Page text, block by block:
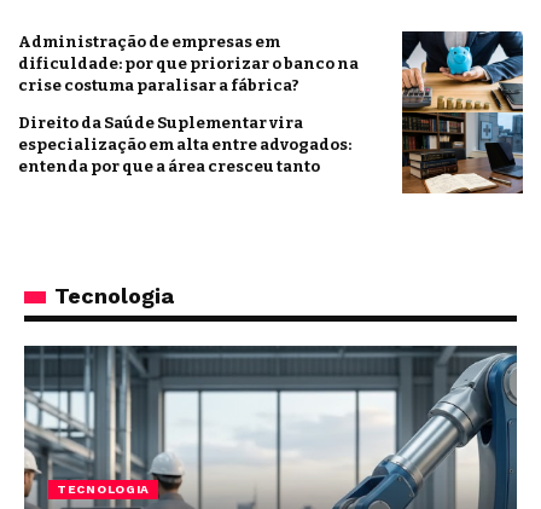
Administração de empresas em
dificuldade: por que priorizar o banco na
crise costuma paralisar a fábrica?
Direito da Saúde Suplementar vira
especialização em alta entre advogados:
entenda por que a área cresceu tanto
Tecnologia
TECNOLOGIA